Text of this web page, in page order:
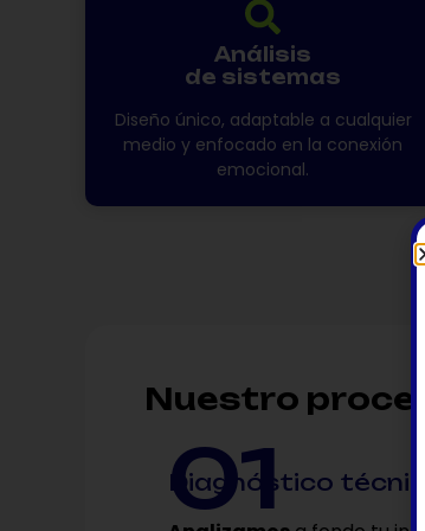
Análisis
de sistemas
Diseño único, adaptable a cualquier
medio y enfocado en la conexión
emocional.
Nuestro
Diagnóstico
1